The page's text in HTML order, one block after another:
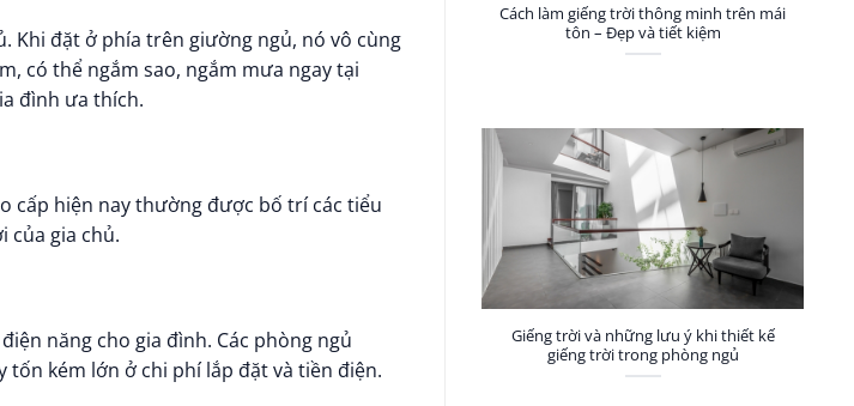
Khi đặt ở phía trên giường ngủ, nó vô cùng
có thể ngắm sao, ngắm mưa ngay tại
đình ưa thích.
cấp hiện nay thường được bố trí các tiểu
của gia chủ.
năng cho gia đình. Các phòng ngủ
kém lớn ở chi phí lắp đặt và tiền điện.
Cách làm giếng trời thông minh trên mái
tôn – Đẹp và tiết kiệm
Giếng trời và những lưu ý khi thiết kế
giếng trời trong phòng ngủ